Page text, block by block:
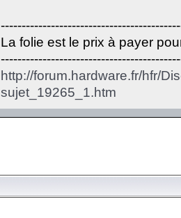
La folie est le prix à payer
http://forum.hardware.fr/hfr/
sujet_19265_1.htm